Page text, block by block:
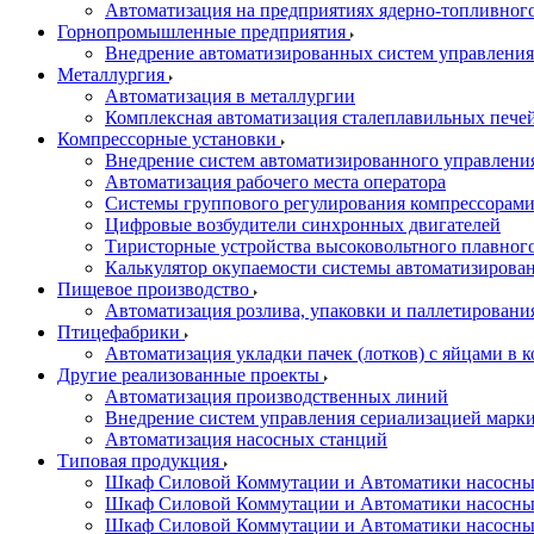
Автоматизация на предприятиях ядерно-
Горнопромышленные предприятия
Внедрение автоматизированных систем
Металлургия
Автоматизация в металлургии
Комплексная автоматизация сталеплавильных
Компрессорные установки
Внедрение систем автоматизированного
Автоматизация рабочего места оператора
Системы группового регулирования компрессорами
Цифровые возбудители синхронных двигателей
Тиристорные устройства высоковольтного
Калькулятор окупаемости системы
Пищевое производство
Автоматизация розлива, упаковки и
Птицефабрики
Автоматизация укладки пачек (лотков) с яйцами в
Другие реализованные проекты
Автоматизация производственных линий
Внедрение систем управления сериализацией
Автоматизация насосных станций
Типовая продукция
Шкаф Силовой Коммутации и Автоматики
Шкаф Силовой Коммутации и Автоматики
Шкаф Силовой Коммутации и Автоматики